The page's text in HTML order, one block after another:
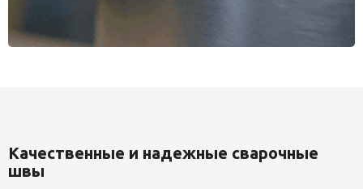
Качественные и надежные сварочные
швы